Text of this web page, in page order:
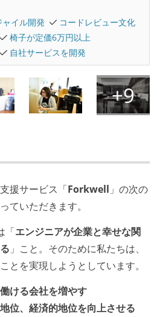
ャイル開発
コードレビュー文化
椅子が定価6万円以上
自社サービスを開発
援サービス「Forkwell 」の次の
ていただきます。
「エンジニアが企業と幸せな関
」こと。そのために私たちは、
とを実現しようとしています。
ける会社を増やす
位、経済的地位を向上させる